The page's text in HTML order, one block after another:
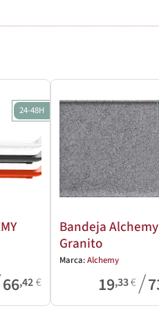
24-48H
66,42€
Bandeja Alchemy
Granito
Marca:Alchemy
19,33€/